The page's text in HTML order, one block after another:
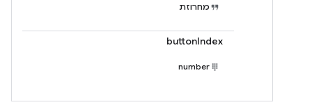
מחרוזת
buttonIndex
number